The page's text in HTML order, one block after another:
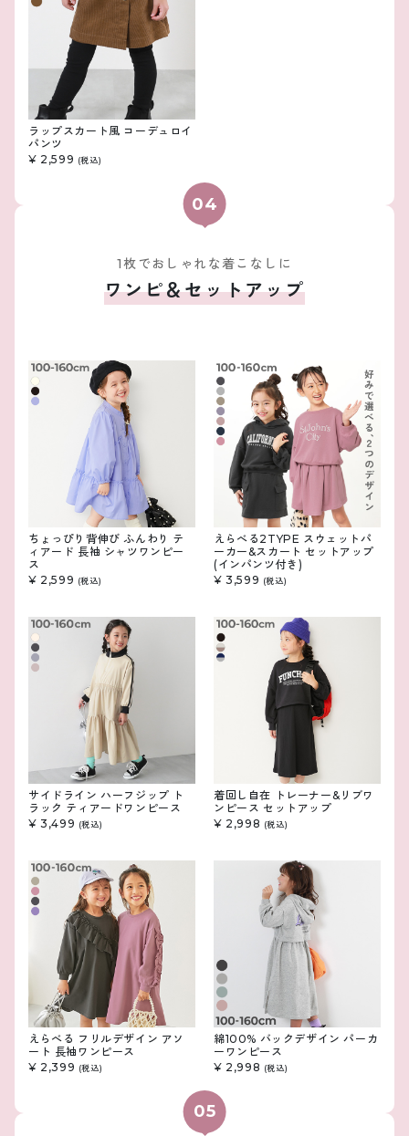
ラップスカート風 コーデュロイ
パンツ
¥ 2,599 (税込)
1枚でおしゃれな着こなしに
ワンピ＆セットアップ
ちょっぴり背伸び ふんわり テ
ィアード 長袖 シャツワンピー
ス
¥ 2,599 (税込)
えらべる2TYPE スウェットパ
ーカー&スカート セットアップ
(インパンツ付き)
¥ 3,599 (税込)
サイドライン ハーフジップ ト
ラック ティアードワンピース
¥ 3,499 (税込)
着回し自在 トレーナー&リブワ
ンピース セットアップ
¥ 2,998 (税込)
えらべる フリルデザイン アソ
ート 長袖ワンピース
¥ 2,399 (税込)
綿100% バックデザイン パーカ
ーワンピース
¥ 2,998 (税込)